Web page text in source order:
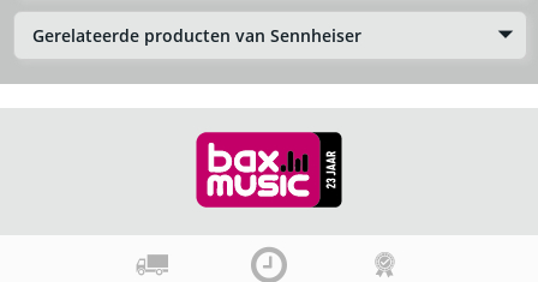
Gerelateerde producten van Sennheiser